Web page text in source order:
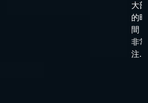
大
的時
間
非
注...